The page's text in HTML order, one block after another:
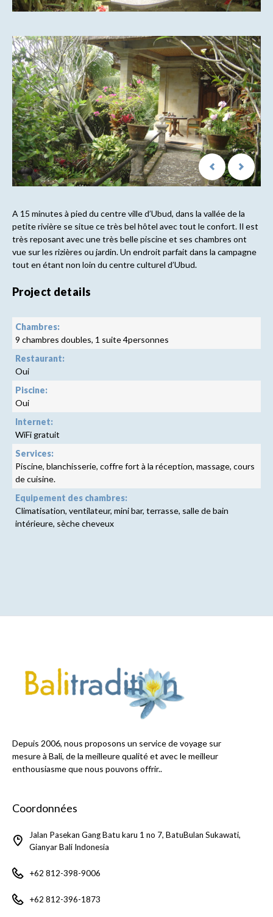
A 15 minutes à pied du centre ville d’Ubud, dans la vallée de la
petite rivière se situe ce très bel hôtel avec tout le confort. Il est
très reposant avec une très belle piscine et ses chambres ont
vue sur les rizières ou jardin. Un endroit parfait dans la campagne
tout en étant non loin du centre culturel d’Ubud.
Project details
Chambres:
9 chambres doubles, 1 suite 4personnes
Restaurant:
Oui
Piscine:
Oui
Internet:
WiFi gratuit
Services:
Piscine, blanchisserie, coffre fort à la réception, massage, cours
de cuisine.
Equipement des chambres:
Climatisation, ventilateur, mini bar, terrasse, salle de bain
intérieure, sèche cheveux
Depuis 2006, nous proposons un service de voyage sur
mesure à Bali, de la meilleure qualité et avec le meilleur
enthousiasme que nous pouvons offrir..
Coordonnées
Jalan Pasekan Gang Batu karu 1 no 7, BatuBulan Sukawati,
Gianyar Bali Indonesia
+62 812-398-9006
+62 812-396-1873